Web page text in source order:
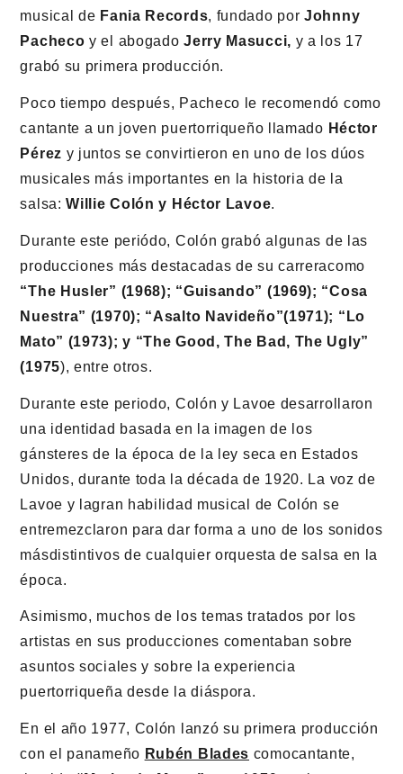
musical de Fania Records, fundado porJohnny
Pacheco y el abogadoJerry Masucci, y a los 17
grabó su primera producción.
Poco tiempo después, Pacheco le recomendó como
cantante a un joven puertorriqueño llamado Héctor
Pérez y juntos se convirtieron en uno de los dúos
musicales más importantes en la historia de la
salsa:Willie Colón y Héctor Lavoe.
Durante este periódo, Colón grabó algunas de las
producciones más destacadas de su carreracomo
“The Husler” (1968); “Guisando” (1969); “Cosa
Nuestra” (1970); “Asalto Navideño”(1971); “Lo
Mato” (1973); y “The Good, The Bad, The Ugly”
(1975), entre otros.
Durante este periodo, Colón y Lavoe desarrollaron
una identidad basada en la imagen de los
gánsteres de la época de la ley seca en Estados
Unidos, durante toda la década de 1920. La voz de
Lavoe y lagran habilidad musical de Colón se
entremezclaron para dar forma a uno de los sonidos
másdistintivos de cualquier orquesta de salsa en la
época.
Asimismo, muchos de los temas tratados por los
artistas en sus producciones comentaban sobre
asuntos sociales y sobre la experiencia
puertorriqueña desde la diáspora.
En el año 1977, Colón lanzó su primera producción
con el panameño Rubén Blades comocantante,